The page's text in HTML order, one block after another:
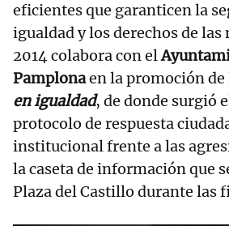
eficientes que garanticen la
igualdad y los derechos de las
2014 colabora con el
Pamplonaen la promoción de
en igualdad, de donde surgió
protocolo de respuesta
institucional frente a las
la caseta de información que
Plaza del Castillo durante las